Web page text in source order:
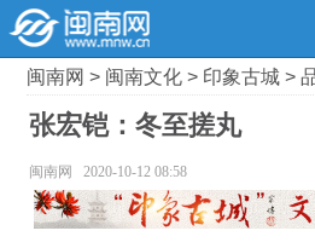
闽南网 > 闽南文化 > 印象古城 >
张宏铠：冬至搓丸
闽南网 2020-10-12 08:58